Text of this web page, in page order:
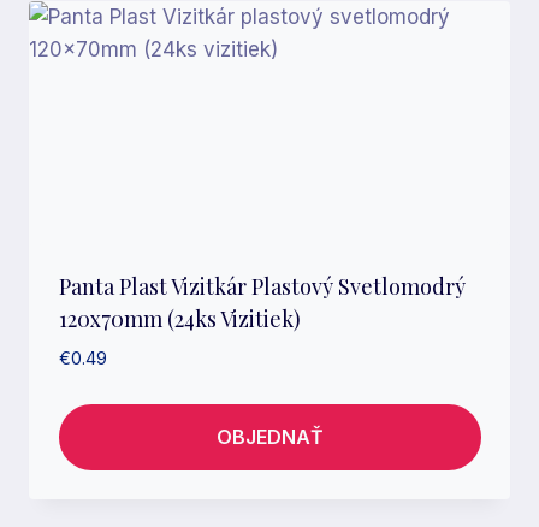
Panta Plast Vizitkár Plastový Svetlomodrý
120x70mm (24ks Vizitiek)
€0.49
OBJEDNAŤ